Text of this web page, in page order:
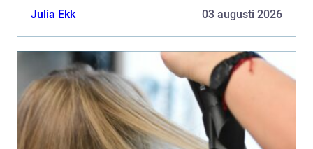
särskilt i villakvarter, vid sommarstugor och i tä...
Julia Ekk 03 augusti 2026